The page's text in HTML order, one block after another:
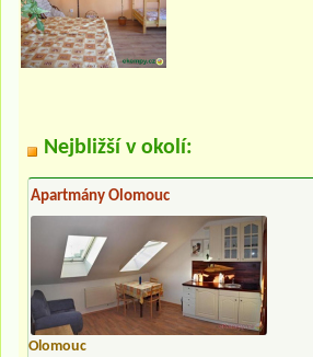
Nejbližší v okolí:
Apartmány Olomouc
Olomouc